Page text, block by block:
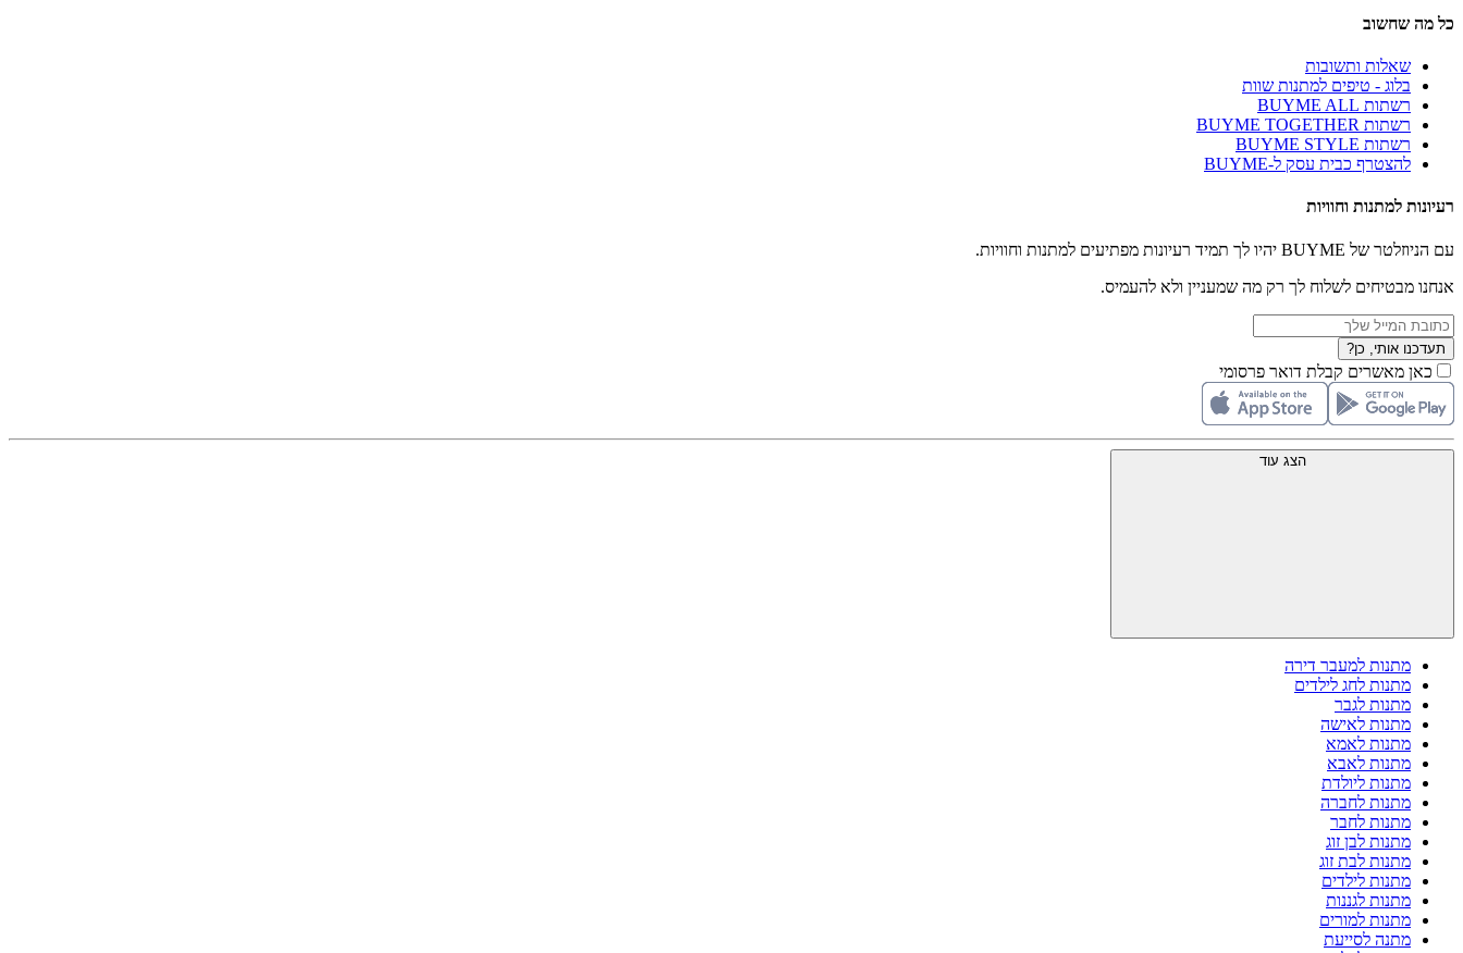
כל מה שחשוב
שאלות ותשובות
בלוג - טיפים למתנות שוות
רשתות BUYME ALL
רשתות BUYME TOGETHER
רשתות BUYME STYLE
להצטרף כבית עסק ל-BUYME
רעיונות למתנות וחוויות
עם הניוזלטר של BUYME יהיו לך תמיד רעיונות מפתיעים למתנות וחוויות.
אנחנו מבטיחים לשלוח לך רק מה שמעניין ולא להעמיס.
תעדכנו אותי, כן?
כאן מאשרים קבלת דואר פרסומי
הצג עוד
מתנות למעבר דירה
מתנות לחג לילדים
מתנות לגבר
מתנות לאישה
מתנות לאמא
מתנות לאבא
מתנות ליולדת
מתנות לחברה
מתנות לחבר
מתנות לבן זוג
מתנות לבת זוג
מתנות לילדים
מתנות לגננות
מתנות למורים
מתנה לסייעת